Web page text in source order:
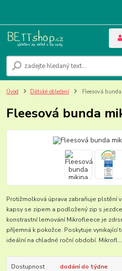
Úvod Dětské oblečení Fleesová
Fleesová bunda
Protižmolková úprava zabraňuje plstění
kapsy se zipem a podložený zip s
konstrastní lemování Mikrofleece je
příjemná k pokožce. Poskytuje
ideální na chladné roční období. Mikrofl...
Dostupnost
dodání do týdne